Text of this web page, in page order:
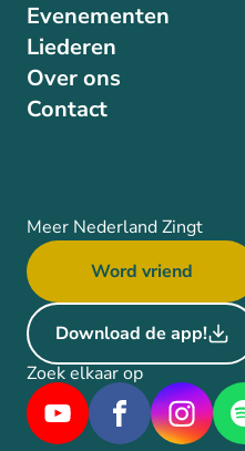
Evenementen
Liederen
Over ons
Contact
Meer Nederland Zingt
Word vriend
Download de app!
Zoek elkaar op